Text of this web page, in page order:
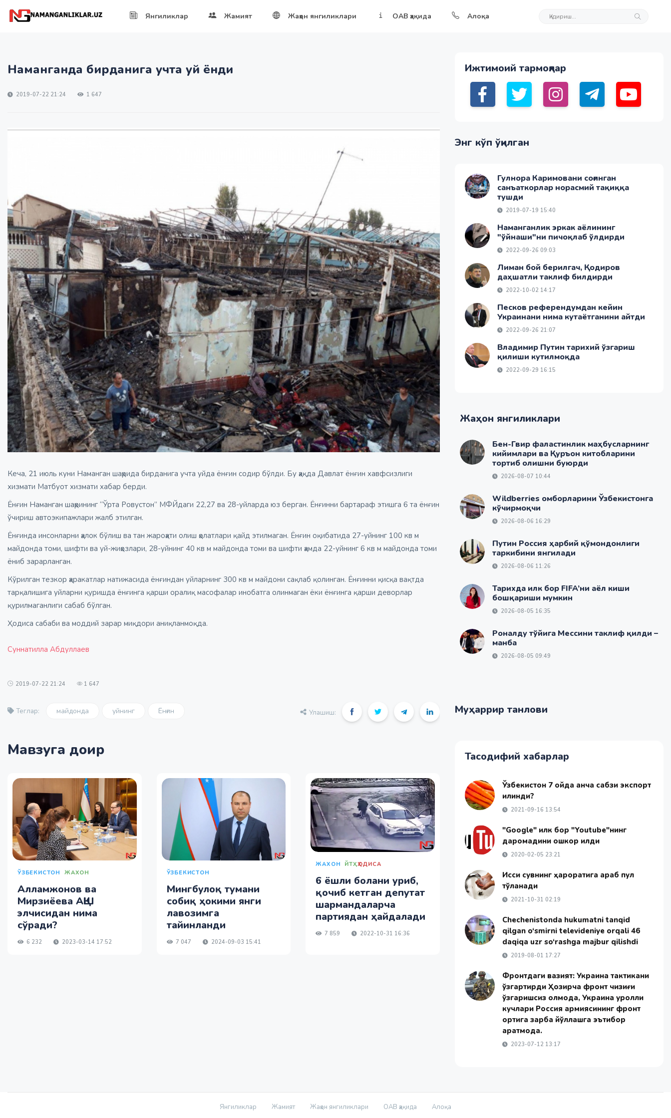
Янгиликлар Жамият Жаҳон янгиликлари ОАВ ҳақида Алоқа
Наманганда бирданига учта уй ёнди
2019-07-22 21:24 1 647
Кеча, 21 июль куни Наманган шаҳрида бирданига учта уйда ёнғин содир бўлди. Бу ҳақда Давлат ёнғин хавфсизлиги
хизмати Матбуот хизмати хабар берди.
Ёнғин Наманган шаҳрининг “Ўрта Ровустон” МФЙдаги 22,27 ва 28-уйларда юз берган. Ёнғинни бартараф этишга 6 та ёнғин
ўчириш автоэкипажлари жалб этилган.
Ёнғинда инсонларни ҳалок бўлиш ва тан жароҳати олиш ҳолатлари қайд этилмаган. Ёнғин оқибатида 27-уйнинг 100 кв м
майдонда томи, шифти ва уй-жиҳозлари, 28-уйнинг 40 кв м майдонда томи ва шифти ҳамда 22-уйнинг 6 кв м майдонда томи
ёниб зарарланган.
Кўрилган тезкор ҳаракатлар натижасида ёнғиндан уйларнинг 300 кв м майдони сақлаб қолинган. Ёнғинни қисқа вақтда
тарқалишига уйларни қуришда ёнғинга қарши оралиқ масофалар инобатга олинмаган ёки ёнғинга қарши деворлар
қурилмаганлиги сабаб бўлган.
Ҳодиса сабаби ва моддий зарар миқдори аниқланмоқда.
Суннатилла Абдуллаев
2019-07-22 21:24 1 647
Теглар: майдонда уйнинг Ёнғин Улашиш:
Мавзуга доир
ЎЗБЕКИСТОН ЖАХОН
Алламжонов ва
Мирзиёева АҚШ
элчисидан нима
сўради?
6 232 2023-03-14 17:52
ЎЗБЕКИСТОН
Мингбулоқ тумани
cобиқ ҳокими янги
лавозимга
тайинланди
7 047 2024-09-03 15:41
ЖАХОН ЙТҲ ҲОДИСА
6 ёшли болани уриб,
қочиб кетган депутат
шармандаларча
партиядан ҳайдалади
7 859 2022-10-31 16:36
Ижтимоий тармоқлар
Энг кўп ўқилган
Гулнора Каримовани соғинган
санъаткорлар норасмий тақиққа
тушди
2019-07-19 15:40
Наманганлик эркак аёлининг
"ўйнаши"ни пичоқлаб ўлдирди
2022-09-26 09:03
Лиман бой берилгач, Қодиров
даҳшатли таклиф билдирди
2022-10-02 14:17
Песков референдумдан кейин
Украинани нима кутаётганини айтди
2022-09-26 21:07
Владимир Путин тарихий ўзгариш
қилиши кутилмоқда
2022-09-29 16:15
Жаҳон янгиликлари
Бен-Гвир фаластинлик маҳбусларнинг
кийимлари ва Қуръон китобларини
тортиб олишни буюрди
2026-08-07 10:44
Wildberries омборларини Ўзбекистонга
кўчирмоқчи
2026-08-06 16:29
Путин Россия ҳарбий қўмондонлиги
таркибини янгилади
2026-08-06 11:26
Тарихда илк бор FIFA’ни аёл киши
бошқариши мумкин
2026-08-05 16:35
Роналду тўйига Мессини таклиф қилди –
манба
2026-08-05 09:49
Муҳаррир танлови
Тасодифий хабарлар
Ўзбекистон 7 ойда қанча сабзи экспорт
қилинди?
2021-09-16 13:54
"Google" илк бор "Youtube"нинг
даромадини ошкор қилди
2020-02-05 23:21
Иссиқ сувнинг ҳароратига қараб пул
тўланади
2021-10-31 02:19
Chechenistonda hukumatni tanqid
qilgan o‘smirni televideniye orqali 46
daqiqa uzr so‘rashga majbur qilishdi
2019-08-01 17:27
Фронтдаги вазият: Украина тактикани
ўзгартирди Ҳозирча фронт чизиғи
ўзгаришсиз қолмоқда, Украина қуролли
кучлари Россия армиясининг фронт
ортига зарба йўллашга эътибор
қаратмоқда.
2023-07-12 13:17
Янгиликлар Жамият Жаҳон янгиликлари ОАВ ҳақида Алоқа